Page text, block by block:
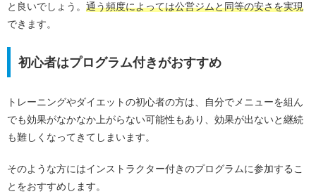
と良いでしょう。 通う頻度によっては公営ジムと同等の安さを実現
できます。
初心者はプログラム付きがおすすめ
トレーニングやダイエットの初心者の方は、自分でメニューを組ん
でも効果がなかなか上がらない可能性もあり、効果が出ないと継続
も難しくなってきてしまいます。
そのような方にはインストラクター付きのプログラムに参加するこ
とをおすすめします。